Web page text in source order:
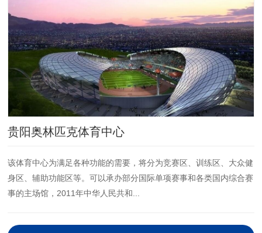
工程案例
人才招聘
联系我们
贵阳奥林匹克体育中心
该体育中心为满足各种功能的需要，将分为竞赛区、训练区、大众健
身区、辅助功能区等。可以承办部分国际单项赛事和各类国内综合赛
事的主场馆，2011年中华人民共和...